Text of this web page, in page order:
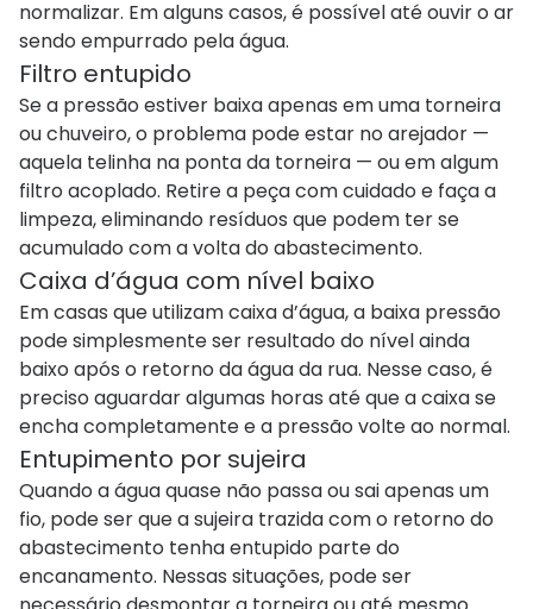
normalizar. Em alguns casos, é possível até ouvir o ar
sendo empurrado pela água.
Filtro entupido
Se a pressão estiver baixa apenas em uma torneira
ou chuveiro, o problema pode estar no arejador —
aquela telinha na ponta da torneira — ou em algum
filtro acoplado. Retire a peça com cuidado e faça a
limpeza, eliminando resíduos que podem ter se
acumulado com a volta do abastecimento.
Caixa d’água com nível baixo
Em casas que utilizam caixa d’água, a baixa pressão
pode simplesmente ser resultado do nível ainda
baixo após o retorno da água da rua. Nesse caso, é
preciso aguardar algumas horas até que a caixa se
encha completamente e a pressão volte ao normal.
Entupimento por sujeira
Quando a água quase não passa ou sai apenas um
fio, pode ser que a sujeira trazida com o retorno do
abastecimento tenha entupido parte do
encanamento. Nessas situações, pode ser